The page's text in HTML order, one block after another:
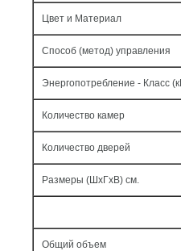
Цвет и Материал
Способ (метод) управления
Энергопотребление - Класс
Количество камер
Количество дверей
Размеры (ШxГxВ) см.
Общий объем